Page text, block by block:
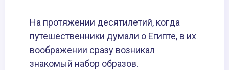
На протяжении десятилетий, когда
путешественники думали о Египте, в их
воображении сразу возникал
знакомый набор образов.